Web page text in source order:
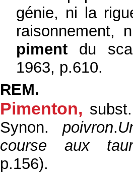
génie, ni la
raisonnement,
piment du
1963, p.610.
REM.
Pimenton,
Synon. poivron.
course aux
p.156).